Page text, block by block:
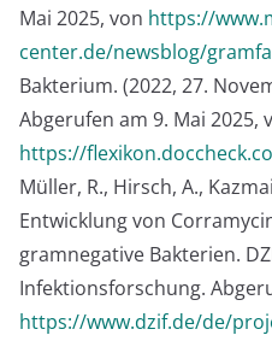
Mai 2025, von https://
center.de/newsblog/
Bakterium. (2022, 27.
Abgerufen am 9. Mai 2025,
https://
Müller, R., Hirsch, A.,
Entwicklung von
gramnegative Bakterien.
Infektionsforschung.
https://www.dzif.de/de/